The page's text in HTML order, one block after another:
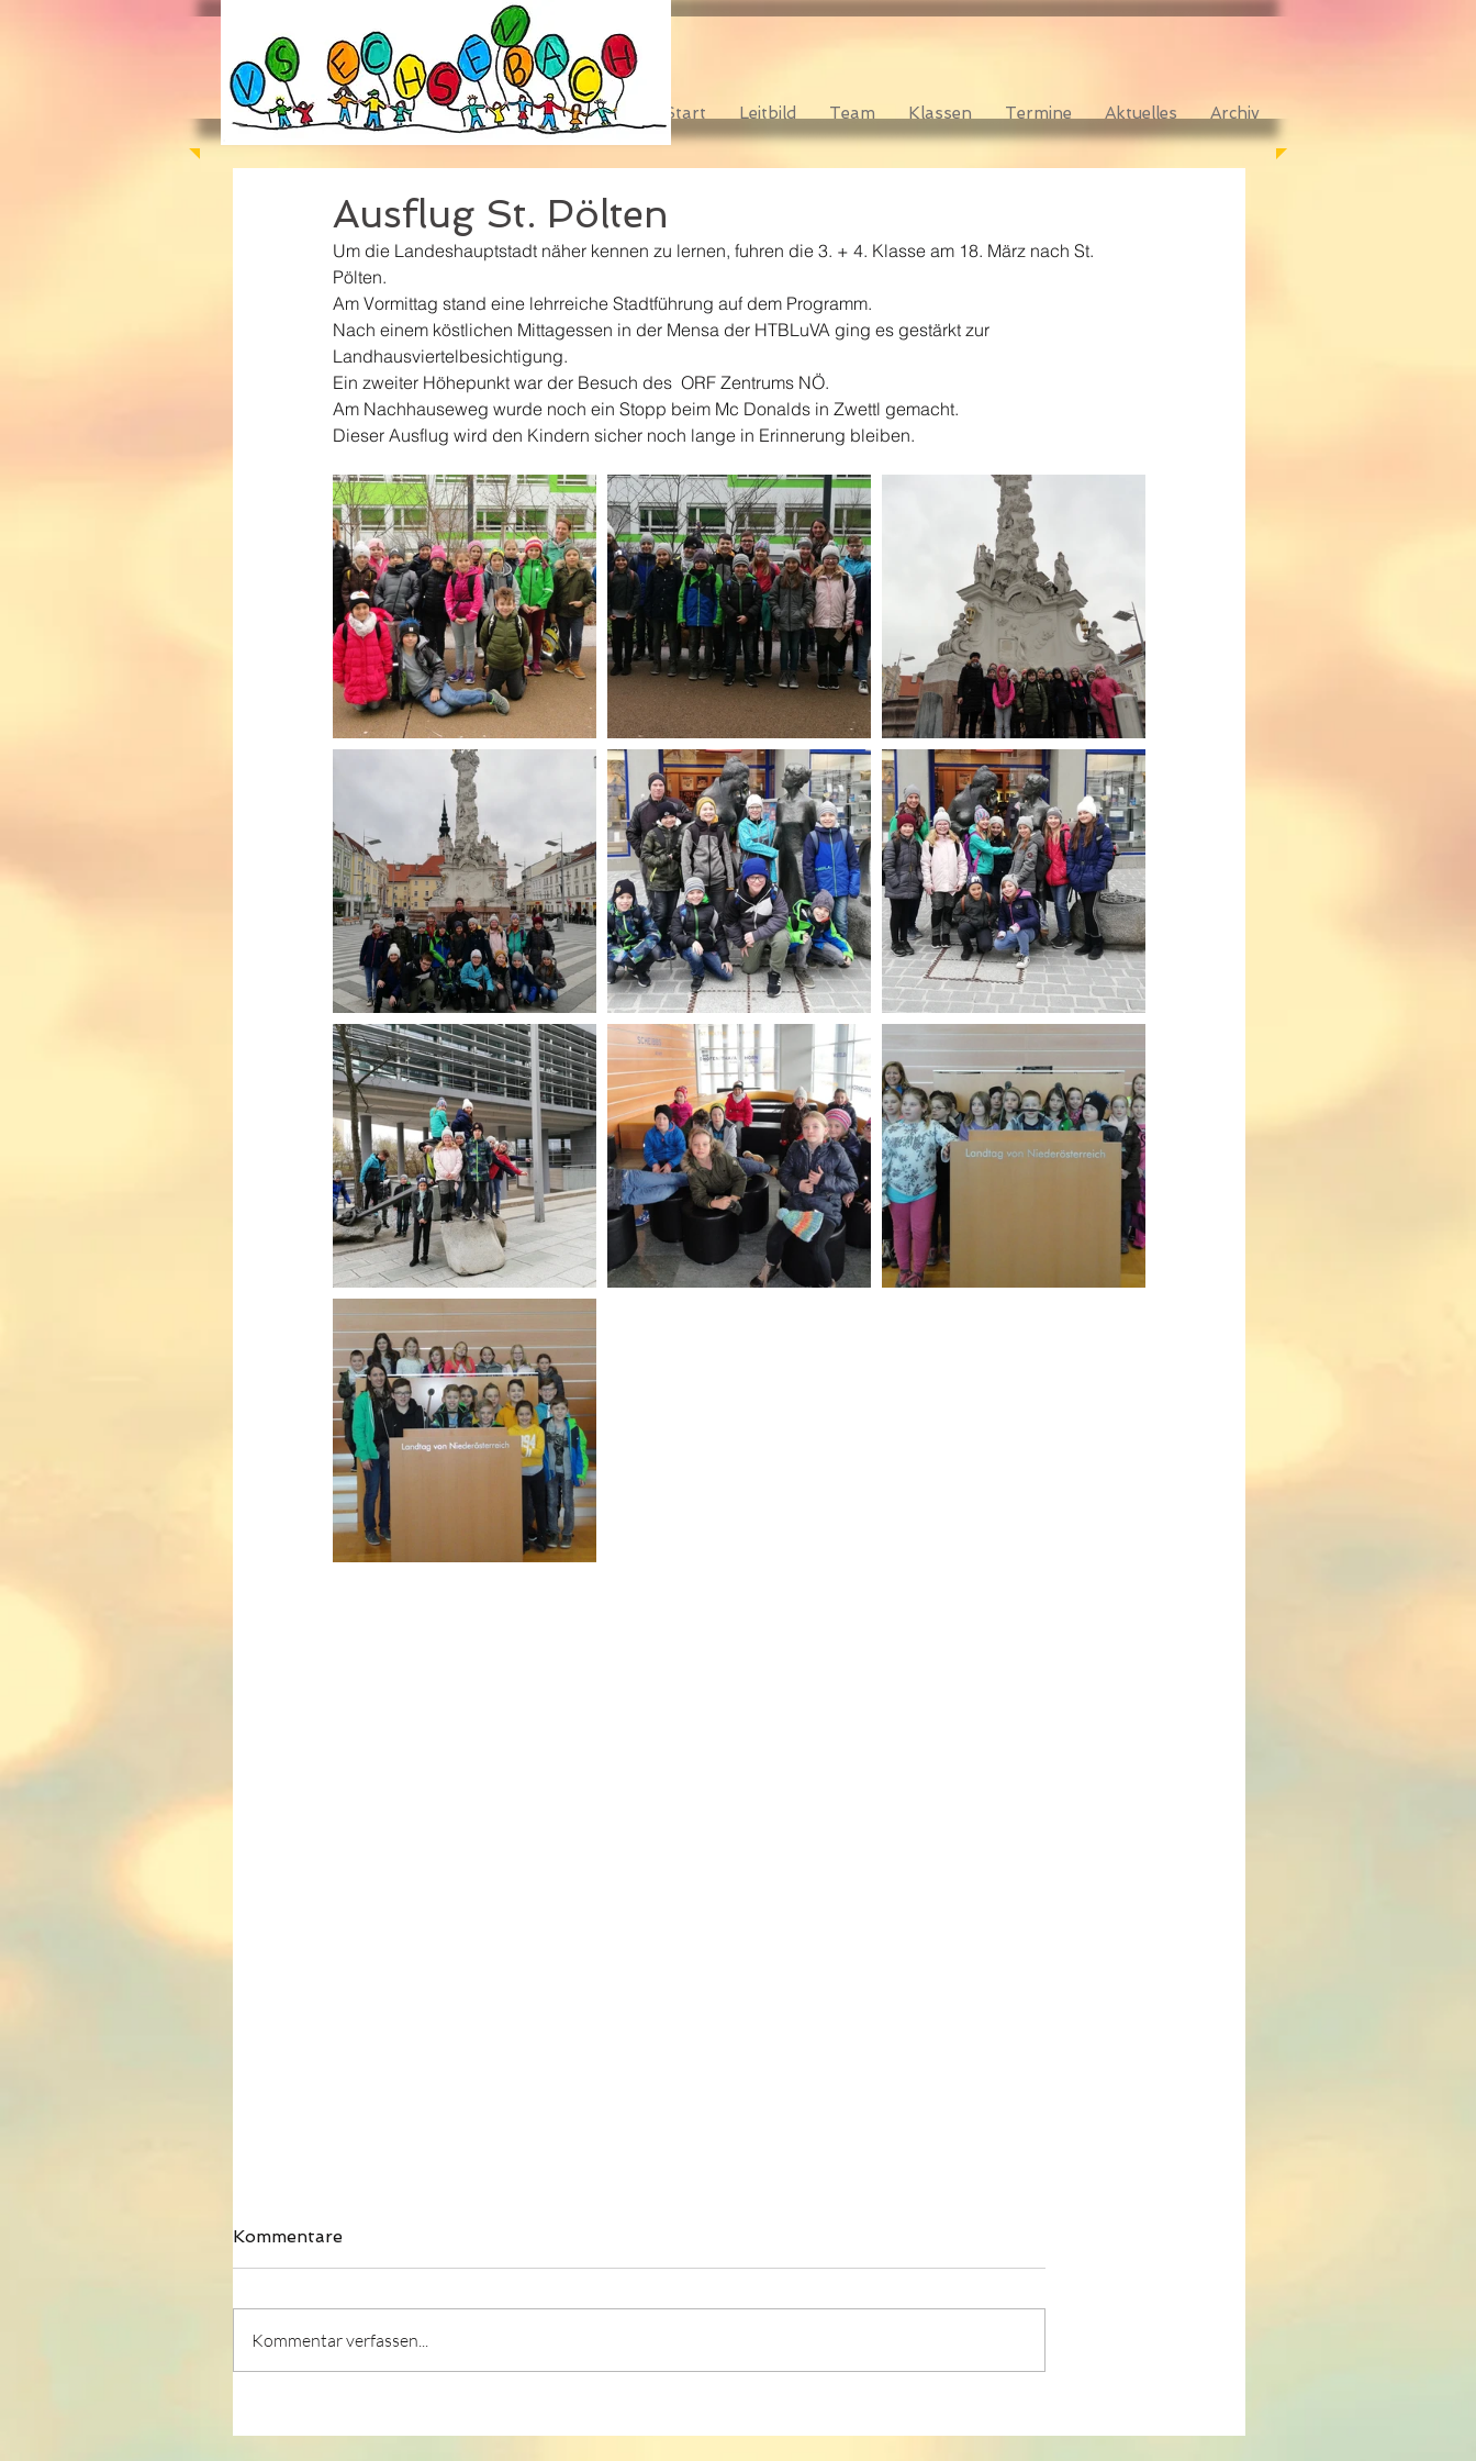
Start Leitbild Team Klassen Termine Aktuelles Archiv
Ausflug St. Pölten
Um die Landeshauptstadt näher kennen zu lernen, fuhren die 3. + 4. Klasse am 18. März nach St.
Pölten.
Am Vormittag stand eine lehrreiche Stadtführung auf dem Programm.
Nach einem köstlichen Mittagessen in der Mensa der HTBLuVA ging es gestärkt zur
Landhausviertelbesichtigung.
Ein zweiter Höhepunkt war der Besuch des  ORF Zentrums NÖ.
Am Nachhauseweg wurde noch ein Stopp beim Mc Donalds in Zwettl gemacht.
Dieser Ausflug wird den Kindern sicher noch lange in Erinnerung bleiben.
Kommentare
Kommentar verfassen...